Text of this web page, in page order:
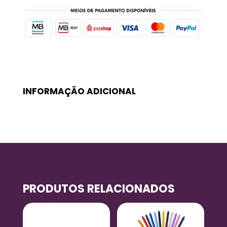
INFORMAÇÃO ADICIONAL
PRODUTOS RELACIONADOS